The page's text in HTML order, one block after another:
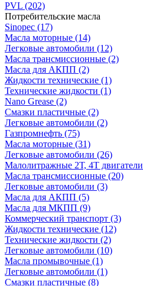
PVL (202)
Потребительские масла
Sinopec (17)
Масла моторные (14)
Легковые автомобили (12)
Масла трансмиссионные (2)
Масла для АКПП (2)
Жидкости технические (1)
Технические жидкости (1)
Nano Grease (2)
Смазки пластичные (2)
Легковые автомобили (2)
Газпромнефть (75)
Масла моторные (31)
Легковые автомобили (26)
Малолитражные 2Т, 4Т двигатели
Масла трансмиссионные (20)
Легковые автомобили (3)
Масла для АКПП (5)
Масла для МКПП (9)
Коммерческий транспорт (3)
Жидкости технические (12)
Технические жидкости (2)
Легковые автомобили (10)
Масла промывочные (1)
Легковые автомобили (1)
Смазки пластичные (8)